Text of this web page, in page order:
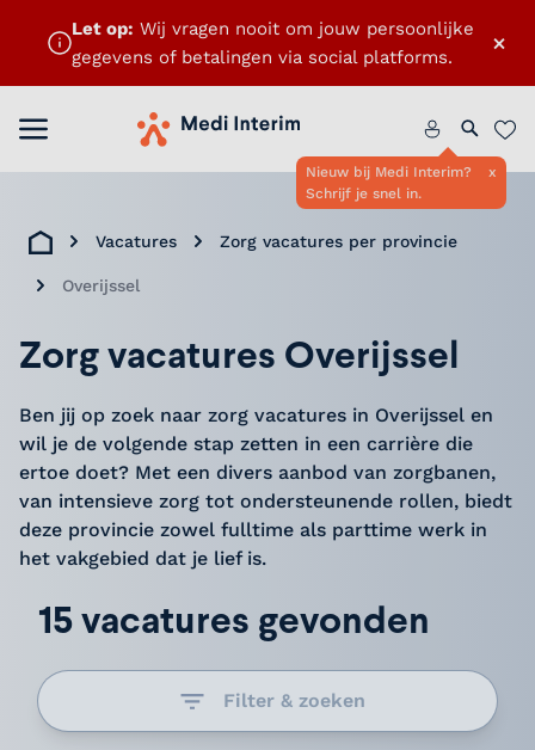
×
Let op: Wij vragen nooit om jouw persoonlijke
gegevens of betalingen via social platforms.
Menu openenHome
Nieuw bij Medi Interim?
Schrijf je snel in.
x
Zoeken
Home
Vacatures Zorg vacatures per provincie
Overijssel
Zorg vacatures Overijssel
Ben jij op zoek naar zorg vacatures in Overijssel en
wil je de volgende stap zetten in een carrière die
ertoe doet? Met een divers aanbod van zorgbanen,
van intensieve zorg tot ondersteunende rollen, biedt
deze provincie zowel fulltime als parttime werk in
het vakgebied dat je lief is.
15 vacatures gevonden
Filter & zoeken